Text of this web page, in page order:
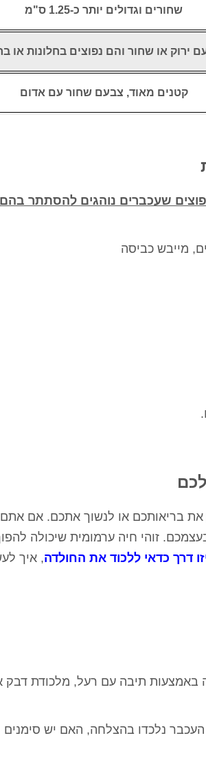
שחורים וגדולים יותר כ-1.25 ס"מ
ירוק או שחור והם נפוצים בחלונות או
קטנים מאוד, צבעם שחור עם אדום
שעכברים נוהגים להסתתר
מייבש כביסה
את בריאותכם או לנשוך אתכם. אם
זוהי חיה ערמומית שיכולה
דרך כדאי ללכוד את החולדה, איך
באמצעות תיבה עם רעל, מלכודת דבק
העכבר נלכדו בהצלחה, האם יש סימנים